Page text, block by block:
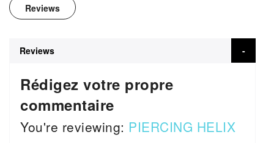
Reviews
Reviews
Rédigez votre propre
commentaire
You're reviewing: PIERCING HELIX